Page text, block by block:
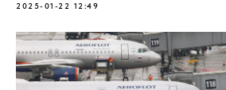
2025-01-22 12:49